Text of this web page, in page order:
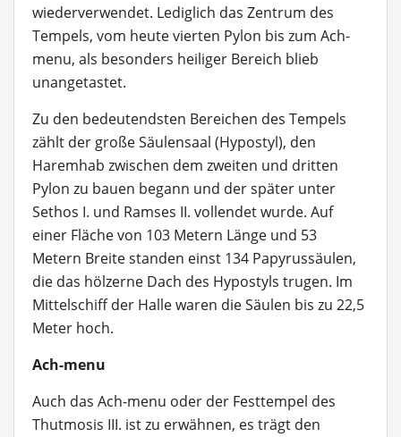
wiederverwendet. Lediglich das Zentrum des
Tempels, vom heute vierten Pylon bis zum Ach-
menu, als besonders heiliger Bereich blieb
unangetastet.
Zu den bedeutendsten Bereichen des Tempels
zählt der große Säulensaal (Hypostyl), den
Haremhab zwischen dem zweiten und dritten
Pylon zu bauen begann und der später unter
Sethos I. und Ramses II. vollendet wurde. Auf
einer Fläche von 103 Metern Länge und 53
Metern Breite standen einst 134 Papyrussäulen,
die das hölzerne Dach des Hypostyls trugen. Im
Mittelschiff der Halle waren die Säulen bis zu 22,5
Meter hoch.
Ach-menu
Auch das Ach-menu oder der Festtempel des
Thutmosis III. ist zu erwähnen, es trägt den